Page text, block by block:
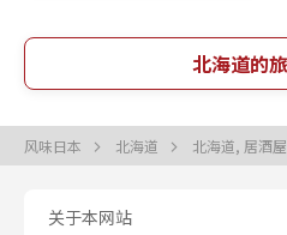
北海道的
风味日本 北海道 北海道, 居酒屋
关于本网站